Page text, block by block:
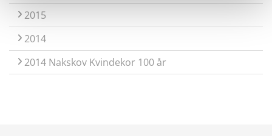
2015
2014
2014 Nakskov Kvindekor 100 år